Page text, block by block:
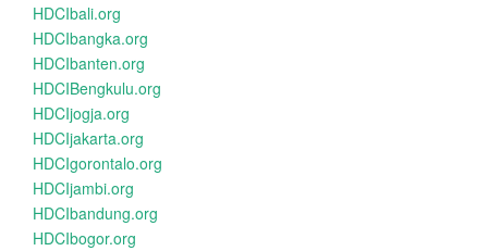
HDCIbali.org
HDCIbangka.org
HDCIbanten.org
HDCIBengkulu.org
HDCIjogja.org
HDCIjakarta.org
HDCIgorontalo.org
HDCIjambi.org
HDCIbandung.org
HDCIbogor.org